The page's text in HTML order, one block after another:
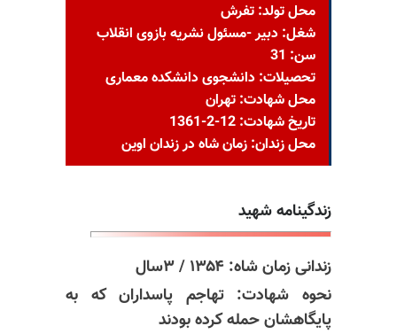
محل تولد: تفرش
شغل: دبیر -مسئول نشریه بازوی انقلاب
سن: 31
تحصیلات: دانشجوی دانشکده معماری
محل شهادت: تهران
تاریخ شهادت: 12-2-1361
محل زندان: زمان شاه در زندان اوین
زندگینامه شهید
زندانی زمان شاه: ۱۳۵۴ / ۳سال
نحوه شهادت: تهاجم پاسداران که به
پایگاهشان حمله کرده بودند